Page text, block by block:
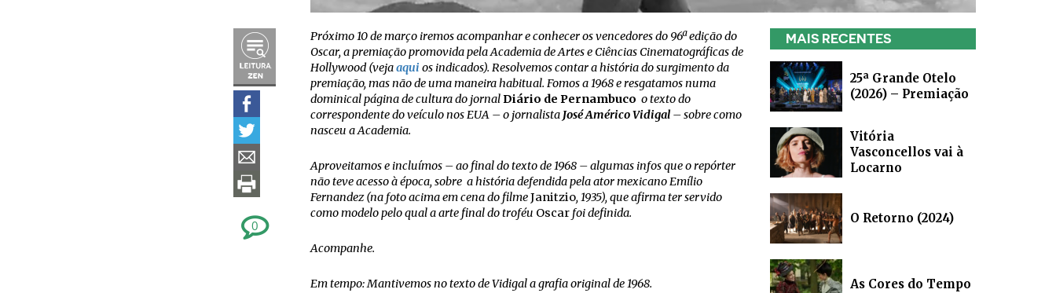
0
Próximo 10 de março iremos acompanhar e conhecer os vencedores do 96ª edição do
Oscar, a premiação promovida pela Academia de Artes e Ciências Cinematográficas de
Hollywood (vejaaqui os indicados). Resolvemos contar a história do surgimento da
premiação, mas não de uma maneira habitual. Fomos a 1968 e resgatamos numa
dominical página de cultura do jornalDiário de Pernambuco o texto do
correspondente do veículo nos EUA – o jornalista José Américo Vidigal– sobre como
nasceu a Academia.
Aproveitamos e incluímos – ao final do texto de 1968 – algumas infos que o repórter
não teve acesso à época, sobre a história defendida pela ator mexicano Emílio
Fernandez (na foto acima em cena do filmeJanitzio, 1935), que afirma ter servido
como modelo pelo qual a arte final do troféu Oscar foi definida.
Acompanhe.
Em tempo: Mantivemos no texto de Vidigal a grafia original de 1968.
MAIS RECENTES
25ª Grande Otelo
(2026) – Premiação
Vitória
Vasconcellos vai à
Locarno
O Retorno (2024)
As Cores do Tempo